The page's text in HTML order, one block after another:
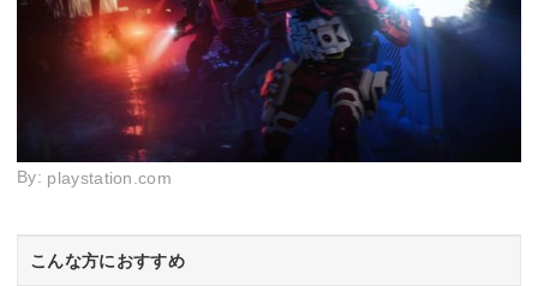
By: playstation.com
こんな方におすすめ